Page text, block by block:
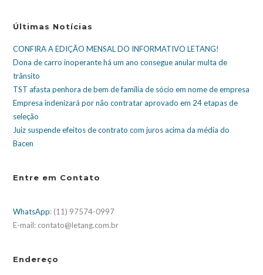
Últimas Notícias
CONFIRA A EDIÇÃO MENSAL DO INFORMATIVO LETANG!
Dona de carro inoperante há um ano consegue anular multa de
trânsito
TST afasta penhora de bem de família de sócio em nome de empresa
Empresa indenizará por não contratar aprovado em 24 etapas de
seleção
Juiz suspende efeitos de contrato com juros acima da média do
Bacen
Entre em Contato
WhatsApp: (11) 97574-0997
E-mail: contato@letang.com.br
Endereço